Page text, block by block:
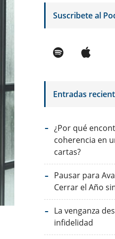
Suscribete al
Entradas
¿Por qué
coherencia en
cartas?
Pausar para
Cerrar el Año
La venganza
infidelidad